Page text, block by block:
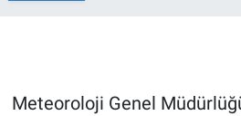
Meteoroloji Genel
Gün Ortası